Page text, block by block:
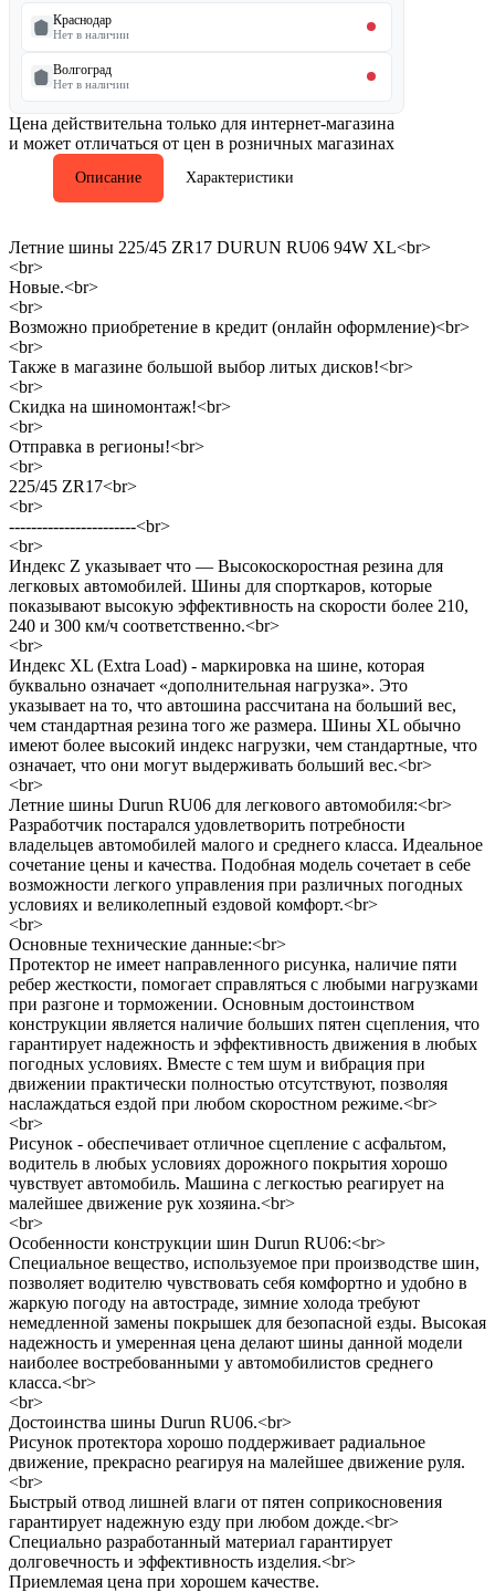
Краснодар
Нет в наличии
Волгоград
Нет в наличии
Цена действительна только для интернет-магазина
и может отличаться от цен в розничных магазинах
Описание Характеристики
Летние шины 225/45 ZR17 DURUN RU06 94W XL<br>
<br>
Новые.<br>
<br>
Возможно приобретение в кредит (онлайн оформление)<br>
<br>
Также в магазине большой выбор литых дисков!<br>
<br>
Скидка на шиномонтаж!<br>
<br>
Отправка в регионы!<br>
<br>
225/45 ZR17<br>
<br>
-----------------------<br>
<br>
Индекс Z указывает что — Высокоскоростная резина для
легковых автомобилей. Шины для спорткаров, которые
показывают высокую эффективность на скорости более 210,
240 и 300 км/ч соответственно.<br>
<br>
Индекс XL (Extra Load) - маркировка на шине, которая
буквально означает «дополнительная нагрузка». Это
указывает на то, что автошина рассчитана на больший вес,
чем стандартная резина того же размера. Шины XL обычно
имеют более высокий индекс нагрузки, чем стандартные, что
означает, что они могут выдерживать больший вес.<br>
<br>
Летние шины Durun RU06 для легкового автомобиля:<br>
Разработчик постарался удовлетворить потребности
владельцев автомобилей малого и среднего класса. Идеальное
сочетание цены и качества. Подобная модель сочетает в себе
возможности легкого управления при различных погодных
условиях и великолепный ездовой комфорт.<br>
<br>
Основные технические данные:<br>
Протектор не имеет направленного рисунка, наличие пяти
ребер жесткости, помогает справляться с любыми нагрузками
при разгоне и торможении. Основным достоинством
конструкции является наличие больших пятен сцепления, что
гарантирует надежность и эффективность движения в любых
погодных условиях. Вместе с тем шум и вибрация при
движении практически полностью отсутствуют, позволяя
наслаждаться ездой при любом скоростном режиме.<br>
<br>
Рисунок - обеспечивает отличное сцепление с асфальтом,
водитель в любых условиях дорожного покрытия хорошо
чувствует автомобиль. Машина с легкостью реагирует на
малейшее движение рук хозяина.<br>
<br>
Особенности конструкции шин Durun RU06:<br>
Специальное вещество, используемое при производстве шин,
позволяет водителю чувствовать себя комфортно и удобно в
жаркую погоду на автостраде, зимние холода требуют
немедленной замены покрышек для безопасной езды. Высокая
надежность и умеренная цена делают шины данной модели
наиболее востребованными у автомобилистов среднего
класса.<br>
<br>
Достоинства шины Durun RU06.<br>
Рисунок протектора хорошо поддерживает радиальное
движение, прекрасно реагируя на малейшее движение руля.
<br>
Быстрый отвод лишней влаги от пятен соприкосновения
гарантирует надежную езду при любом дожде.<br>
Специально разработанный материал гарантирует
долговечность и эффективность изделия.<br>
Приемлемая цена при хорошем качестве.